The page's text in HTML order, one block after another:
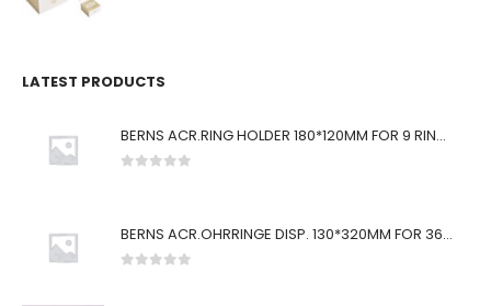
LATEST PRODUCTS
BERNS ACR.RING HOLDER 180*120MM FOR 9 RINGS
BERNS ACR.OHRRINGE DISP. 130*320MM FOR 36 PAIRS